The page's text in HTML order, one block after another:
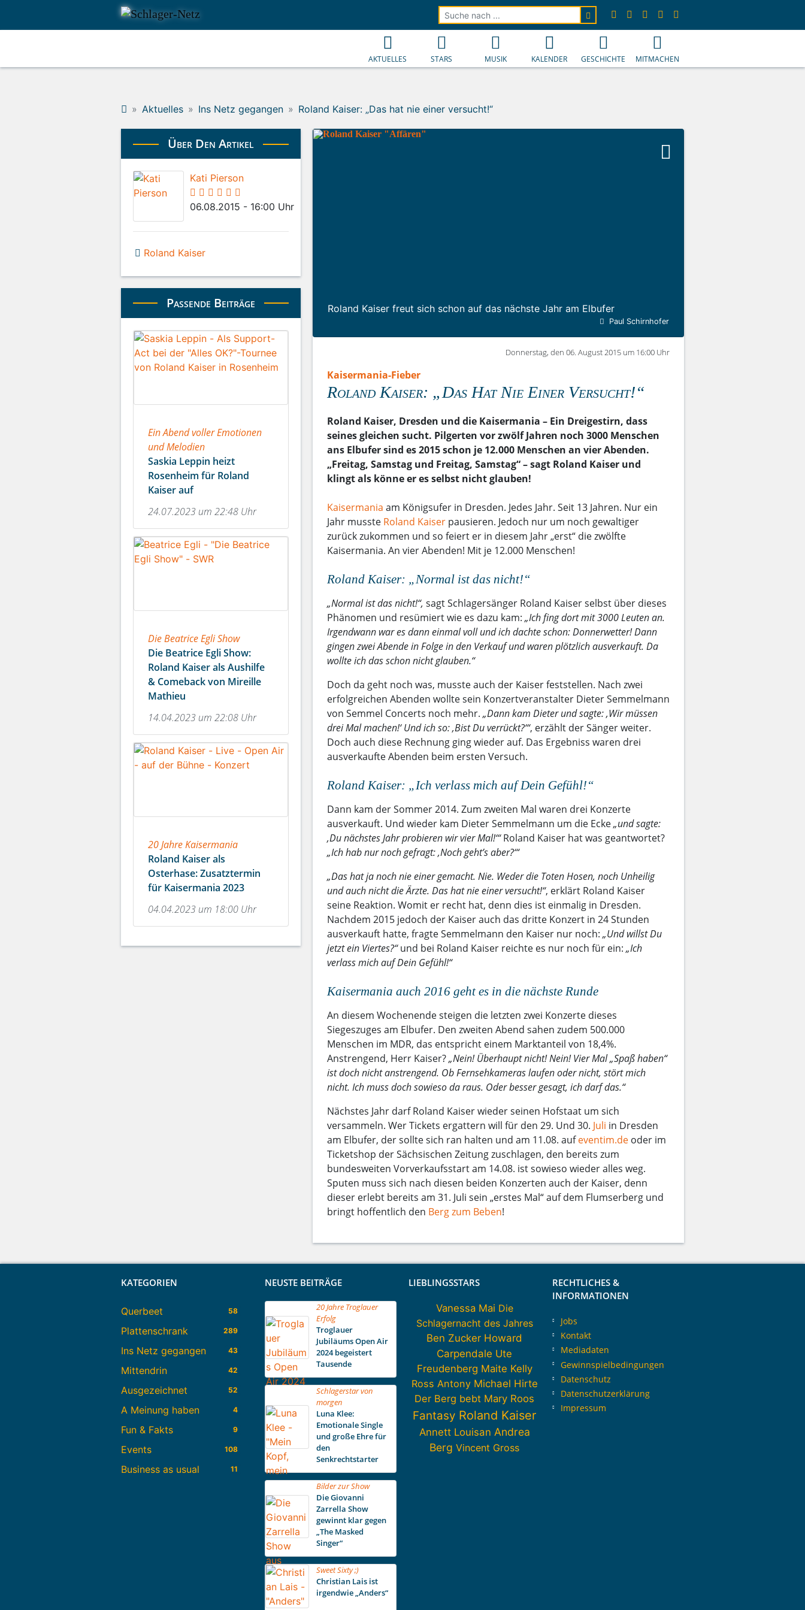
Aktuelles Ins Netz gegangen Roland Kaiser: „Das hat nie einer versucht!“
Roland Kaiser freut sich schon auf das nächste Jahr am Elbufer
Paul Schirnhofer
Donnerstag, den 06. August 2015 um 16:00 Uhr
Kaisermania-Fieber
Roland Kaiser: „Das Hat Nie Einer Versucht!“
Roland Kaiser, Dresden und die Kaisermania – Ein Dreigestirn, dass
seines gleichen sucht. Pilgerten vor zwölf Jahren noch 3000 Menschen
ans Elbufer sind es 2015 schon je 12.000 Menschen an vier Abenden.
„Freitag, Samstag und Freitag, Samstag“ – sagt Roland Kaiser und
klingt als könne er es selbst nicht glauben!
Kaisermania am Königsufer in Dresden. Jedes Jahr. Seit 13 Jahren. Nur ein
Jahr musste Roland Kaiserpausieren. Jedoch nur um noch gewaltiger
zurück zukommen und so feiert er in diesem Jahr „erst“ die zwölfte
Kaisermania. An vier Abenden! Mit je 12.000 Menschen!
Roland Kaiser: „Normal ist das nicht!“
„Normal ist das nicht!“, sagt Schlagersänger Roland Kaiser selbst über dieses
Phänomen und resümiert wie es dazu kam: „Ich fing dort mit 3000 Leuten an.
Irgendwann war es dann einmal voll und ich dachte schon: Donnerwetter! Dann
gingen zwei Abende in Folge in den Verkauf und waren plötzlich ausverkauft. Da
wollte ich das schon nicht glauben.“
Doch da geht noch was, musste auch der Kaiser feststellen. Nach zwei
erfolgreichen Abenden wollte sein Konzertveranstalter Dieter Semmelmann
von Semmel Concerts noch mehr. „Dann kam Dieter und sagte: ‚Wir müssen
drei Mal machen!‘ Und ich so: ‚Bist Du verrückt?‘“, erzählt der Sänger weiter.
Doch auch diese Rechnung ging wieder auf. Das Ergebniss waren drei
ausverkaufte Abenden beim ersten Versuch.
Roland Kaiser: „ Ich verlass mich auf Dein Gefühl!“
Dann kam der Sommer 2014. Zum zweiten Mal waren drei Konzerte
ausverkauft. Und wieder kam Dieter Semmelmann um die Ecke„und sagte:
‚Du nächstes Jahr probieren wir vier Mal!‘“Roland Kaiser hat was geantwortet?
„Ich hab nur noch gefragt: ‚Noch geht’s aber?‘“
„Das hat ja noch nie einer gemacht. Nie. Weder die Toten Hosen, noch Unheilig
und auch nicht die Ärzte. Das hat nie einer versucht!“, erklärt Roland Kaiser
seine Reaktion. Womit er recht hat, denn dies ist einmalig in Dresden.
Nachdem 2015 jedoch der Kaiser auch das dritte Konzert in 24 Stunden
ausverkauft hatte, fragte Semmelmann den Kaiser nur noch: „Und willst Du
jetzt ein Viertes?“und bei Roland Kaiser reichte es nur noch für ein: „Ich
verlass mich auf Dein Gefühl!“
Kaisermania auch 2016 geht es in die nächste Runde
An diesem Wochenende steigen die letzten zwei Konzerte dieses
Siegeszuges am Elbufer. Den zweiten Abend sahen zudem 500.000
Menschen im MDR, das entspricht einem Marktanteil von 18,4%.
Anstrengend, Herr Kaiser?„Nein! Überhaupt nicht! Nein! Vier Mal „Spaß haben“
ist doch nicht anstrengend. Ob Fernsehkameras laufen oder nicht, stört mich
nicht. Ich muss doch sowieso da raus. Oder besser gesagt, ich darf das.“
Nächstes Jahr darf Roland Kaiser wieder seinen Hofstaat um sich
versammeln. Wer Tickets ergattern will für den 29. Und 30. Juli in Dresden
am Elbufer, der sollte sich ran halten und am 11.08. aufeventim.deoder im
Ticketshop der Sächsischen Zeitung zuschlagen, den bereits zum
bundesweiten Vorverkaufsstart am 14.08. ist sowieso wieder alles weg.
Sputen muss sich nach diesen beiden Konzerten auch der Kaiser, denn
dieser erlebt bereits am 31. Juli sein „erstes Mal“ auf dem Flumserberg und
bringt hoffentlich den Berg zum Beben!
Über Den Artikel
Kati Pierson
06.08.2015 - 16:00 Uhr
Roland Kaiser
Passende Beiträge
Ein Abend voller Emotionen
und Melodien
Saskia Leppin heizt
Rosenheim für Roland
Kaiser auf
24.07.2023 um 22:48 Uhr
Die Beatrice Egli Show
Die Beatrice Egli Show:
Roland Kaiser als Aushilfe
& Comeback von Mireille
Mathieu
14.04.2023 um 22:08 Uhr
20 Jahre Kaisermania
Roland Kaiser als
Osterhase: Zusatztermin
für Kaisermania 2023
04.04.2023 um 18:00 Uhr
AKTUELLES STARS MUSIK KALENDER GESCHICHTE MITMACHEN
KATEGORIEN
Querbeet 58
Plattenschrank 289
Ins Netz gegangen 43
Mittendrin 42
Ausgezeichnet 52
A Meinung haben 4
Fun & Fakts 9
Events 108
Business as usual 11
NEUSTE BEITRÄGE
20 Jahre Troglauer
Erfolg
Troglauer
Jubiläums Open Air
2024 begeistert
Tausende
Schlagerstar von
morgen
Luna Klee:
Emotionale Single
und große Ehre für
den
Senkrechtstarter
Bilder zur Show
Die Giovanni
Zarrella Show
gewinnt klar gegen
„The Masked
Singer“
Sweet Sixty ;)
Christian Lais ist
irgendwie „Anders“
LIEBLINGSSTARS
Vanessa Mai Die
Schlagernacht des Jahres
Ben Zucker Howard
Carpendale Ute
Freudenberg Maite Kelly
Ross Antony Michael Hirte
Der Berg bebt Mary Roos
Fantasy Roland Kaiser
Annett Louisan Andrea
Berg Vincent Gross
RECHTLICHES &
INFORMATIONEN
Jobs
Kontakt
Mediadaten
Gewinnspielbedingungen
Datenschutz
Datenschutzerklärung
Impressum